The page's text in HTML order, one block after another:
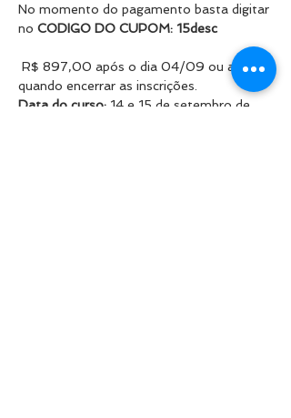
No momento do pagamento basta digitar
no CODIGO DO CUPOM: 15desc
R$ 897,00 após o dia 04/09 ou até
quando encerrar as inscrições.
Data do curso: 14 e 15 de setembro de